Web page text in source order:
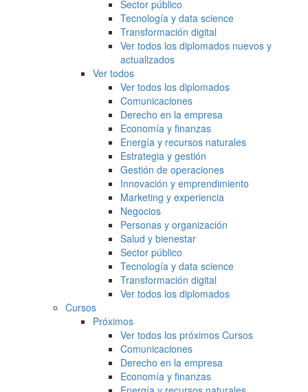
Sector público
Tecnología y data science
Transformación digital
Ver todos los diplomados nuevos y
actualizados
Ver todos
Ver todos los diplomados
Comunicaciones
Derecho en la empresa
Economía y finanzas
Energía y recursos naturales
Estrategia y gestión
Gestión de operaciones
Innovación y emprendimiento
Marketing y experiencia
Negocios
Personas y organización
Salud y bienestar
Sector público
Tecnología y data science
Transformación digital
Ver todos los diplomados
Cursos
Próximos
Ver todos los próximos Cursos
Comunicaciones
Derecho en la empresa
Economía y finanzas